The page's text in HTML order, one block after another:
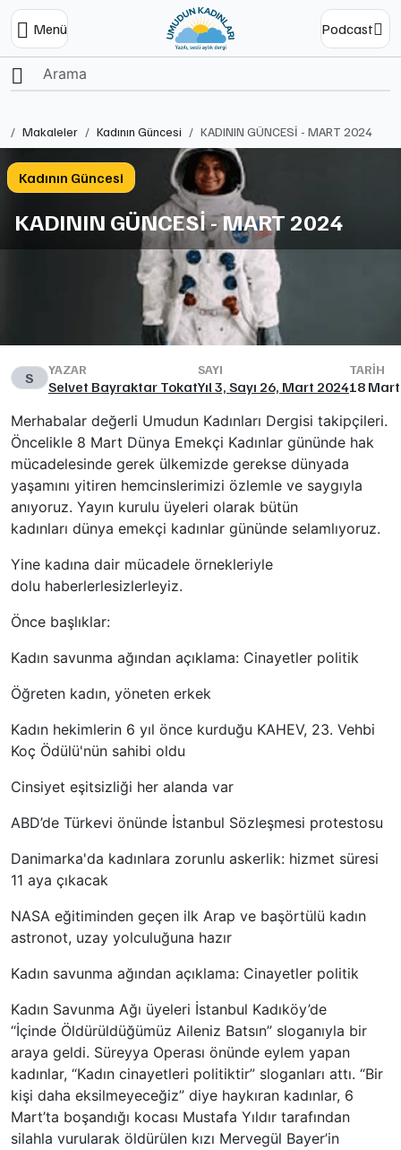
Menü Podcast
Ana Sayfa
Makaleler Kadının Güncesi KADININ GÜNCESİ - MART 2024
Kadının Güncesi
KADININ GÜNCESİ - MART 2024
S YAZAR
Selvet Bayraktar Tokat
SAYI
Yıl 3, Sayı 26, Mart 2024
TARIH
18
Merhabalar değerli Umudun Kadınları Dergisi takipçileri.
Öncelikle 8 Mart Dünya Emekçi Kadınlar gününde hak
mücadelesinde gerek ülkemizde gerekse dünyada
yaşamını yitiren hemcinslerimizi özlemle ve saygıyla
anıyoruz. Yayın kurulu üyeleri olarak bütün
kadınları dünya emekçi kadınlar gününde selamlıyoruz.
Yine kadına dair mücadele örnekleriyle
dolu haberlerlesizlerleyiz.
Önce başlıklar:
Kadın savunma ağından açıklama: Cinayetler politik
Öğreten kadın, yöneten erkek
Kadın hekimlerin 6 yıl önce kurduğu KAHEV, 23. Vehbi
Koç Ödülü'nün sahibi oldu
Cinsiyet eşitsizliği her alanda var
ABD’de Türkevi önünde İstanbul Sözleşmesi protestosu
Danimarka'da kadınlara zorunlu askerlik: hizmet süresi
11 aya çıkacak
NASA eğitiminden geçen ilk Arap ve başörtülü kadın
astronot, uzay yolculuğuna hazır
Kadın savunma ağından açıklama: Cinayetler politik
Kadın Savunma Ağı üyeleri İstanbul Kadıköy’de
“İçinde Öldürüldüğümüz Aileniz Batsın” sloganıyla bir
araya geldi. Süreyya Operası önünde eylem yapan
kadınlar, “Kadın cinayetleri politiktir” sloganları attı. “Bir
kişi daha eksilmeyeceğiz” diye haykıran kadınlar, 6
Mart’ta boşandığı kocası Mustafa Yıldır tarafından
silahla vurularak öldürülen kızı Mervegül Bayer’in